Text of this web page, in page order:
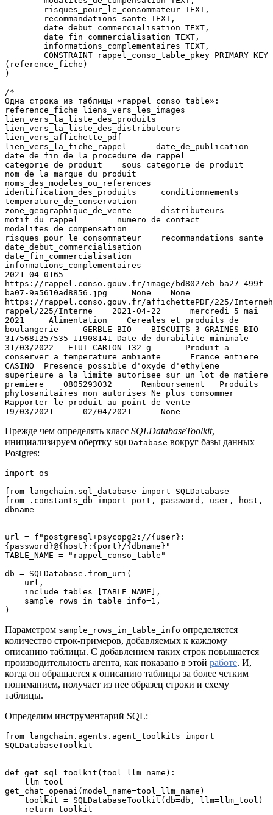
        risques_pour_le_consommateur TEXT,
        recommandations_sante TEXT,
        date_debut_commercialisation TEXT,
        date_fin_commercialisation TEXT,
        informations_complementaires TEXT,
(reference_fiche)
)
/*
Одна строка из таблицы «rappel_conso_table»:
reference_fiche liens_vers_les_images
lien_vers_la_liste_des_produits
lien_vers_la_liste_des_distributeurs
lien_vers_affichette_pdf
lien_vers_la_fiche_rappel      date_de_publication
date_de_fin_de_la_procedure_de_rappel
categorie_de_produit    sous_categorie_de_produit
nom_de_la_marque_du_produit
noms_des_modeles_ou_references
identification_des_produits     conditionnements
temperature_de_conservation
zone_geographique_de_vente      distributeurs
motif_du_rappel        numero_de_contact
modalites_de_compensation
risques_pour_le_consommateur    recommandations_sante
date_debut_commercialisation
date_fin_commercialisation
informations_complementaires
2021-04-0165
https://rappel.conso.gouv.fr/image/bd8027eb-ba27-499f-
ba07-9a5610ad8856.jpg     None    None
https://rappel.conso.gouv.fr/affichettePDF/225/
rappel/225/Interne    2021-04-22      mercredi 5 mai
2021     Alimentation    Cereales et produits de
boulangerie     GERBLE BIO    BISCUITS 3 GRAINES BIO
3175681257535 11908141 Date de durabilite minimale
31/03/2022   ETUI CARTON 132 g       Produit a
conserver a temperature ambiante      France entiere
CASINO  Presence possible d'oxyde d'ethylene
superieure a la limite autorisee sur un lot de matiere
premiere    0805293032      Remboursement   Produits
phytosanitaires non autorises Ne plus consommer
Rapporter le produit au point de vente
19/03/2021      02/04/2021      None
Прежде чем определять класс SQLDatabaseToolkit,
инициализируем обертку SQLDatabase вокруг базы данных
Postgres:
import os
from langchain.sql_database import SQLDatabase
from .constants_db import port, password, user, host,
dbname
url = f"postgresql+psycopg2://{user}:
{password}@{host}:{port}/{dbname}"
TABLE_NAME = "rappel_conso_table"
db = SQLDatabase.from_uri(
    url,
    include_tables=[TABLE_NAME],
    sample_rows_in_table_info=1,
)
Параметром sample_rows_in_table_info определяется
количество строк-примеров, добавляемых к каждому
описанию таблицы. С добавлением таких строк повышается
производительность агента, как показано в этой работе. И,
когда он обращается к описанию таблицы за более четким
пониманием, получает из нее образец строки и схему
таблицы.
Определим инструментарий SQL:
from langchain.agents.agent_toolkits import
SQLDatabaseToolkit
def get_sql_toolkit(tool_llm_name):
get_chat_openai(model_name=tool_llm_name)
    toolkit = SQLDatabaseToolkit(db=db, llm=llm_tool)
    return toolkit